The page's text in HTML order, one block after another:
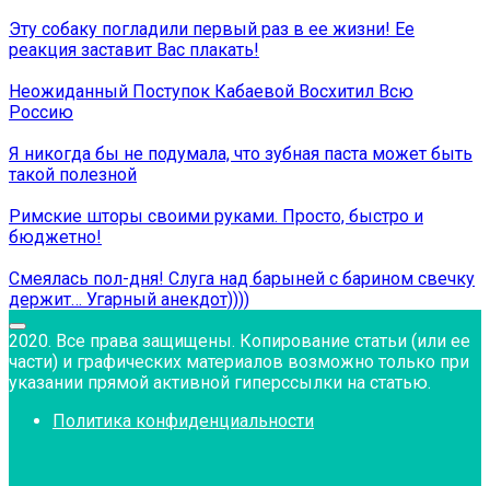
Эту собаку погладили первый раз в ее жизни! Ее
реакция заставит Вас плакать!
Неожиданный Поступок Кабаевой Восхитил Всю
Россию
Я никогда бы не подумала, что зубная паста может быть
такой полезной
Римские шторы своими руками. Просто, быстро и
бюджетно!
Смеялась пол-дня! Слуга над барыней с барином свечку
держит… Угарный анекдот))))
2020. Все права защищены. Копирование статьи (или ее
части) и графических материалов возможно только при
указании прямой активной гиперссылки на статью.
Политика конфиденциальности